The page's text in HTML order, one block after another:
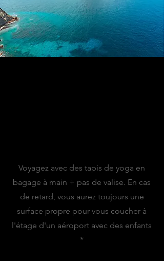
Voyagez avec des tapis de yoga en
bagage à main + pas de valise. En cas
de retard, vous aurez toujours une
surface propre pour vous coucher à
l'étage d'un aéroport avec des enfants
*